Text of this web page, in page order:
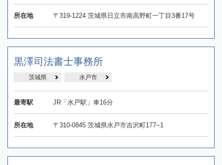
所在地 〒319-1224 茨城県日立市南高野町一丁目3番17号
黒澤司法書士事務所
茨城県 水戸市
最寄駅 JR「水戸駅」車16分
所在地 〒310-0845 茨城県水戸市吉沢町177−1